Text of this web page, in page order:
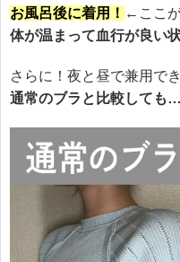
お風呂後に着用！ ←ここ
体が温まって血行が良い
さらに！夜と昼で兼用で
通常のブラと比較しても…